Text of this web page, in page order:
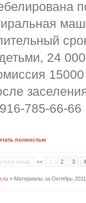
24
785-66-66
полностью
назад << 1 2 3 4
» Материалы за Октябрь 2011